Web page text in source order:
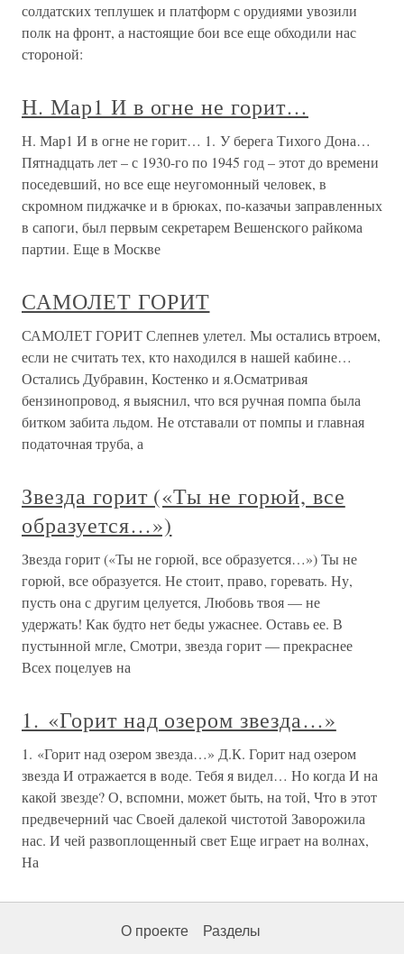
солдатских теплушек и платформ с орудиями увозили
полк на фронт, а настоящие бои все еще обходили нас
стороной:
Н. Мар1 И в огне не горит…
Н. Мар1 И в огне не горит… 1. У берега Тихого Дона…
Пятнадцать лет – с 1930-го по 1945 год – этот до времени
поседевший, но все еще неугомонный человек, в
скромном пиджачке и в брюках, по-казачьи заправленных
в сапоги, был первым секретарем Вешенского райкома
партии. Еще в Москве
САМОЛЕТ ГОРИТ
САМОЛЕТ ГОРИТ Слепнев улетел. Мы остались втроем,
если не считать тех, кто находился в нашей кабине…
Остались Дубравин, Костенко и я.Осматривая
бензинопровод, я выяснил, что вся ручная помпа была
битком забита льдом. Не отставали от помпы и главная
податочная труба, а
Звезда горит («Ты не горюй, все
образуется…»)
Звезда горит («Ты не горюй, все образуется…») Ты не
горюй, все образуется. Не стоит, право, горевать. Ну,
пусть она с другим целуется, Любовь твоя — не
удержать! Как будто нет беды ужаснее. Оставь ее. В
пустынной мгле, Смотри, звезда горит — прекраснее
Всех поцелуев на
1. «Горит над озером звезда…»
1. «Горит над озером звезда…» Д.К. Горит над озером
звезда И отражается в воде. Тебя я видел… Но когда И на
какой звезде? О, вспомни, может быть, на той, Что в этот
предвечерний час Своей далекой чистотой Заворожила
нас. И чей развоплощенный свет Еще играет на волнах,
На
О проекте Разделы